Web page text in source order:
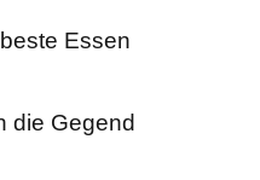
Essen
die Gegend